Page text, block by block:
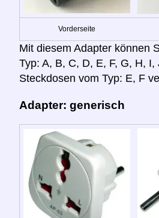
Vorderseite
Mit diesem Adapter können
Typ: A, B, C, D, E, F, G, H, I,
Steckdosen vom Typ: E, F
Adapter: generisch